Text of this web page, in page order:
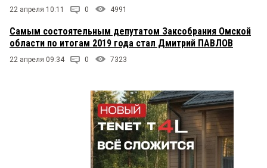
22 апреля 10:11 0 4991
Самым состоятельным депутатом Заксобрания Омской
области по итогам 2019 года стал Дмитрий ПАВЛОВ
22 апреля 09:34 0 7323